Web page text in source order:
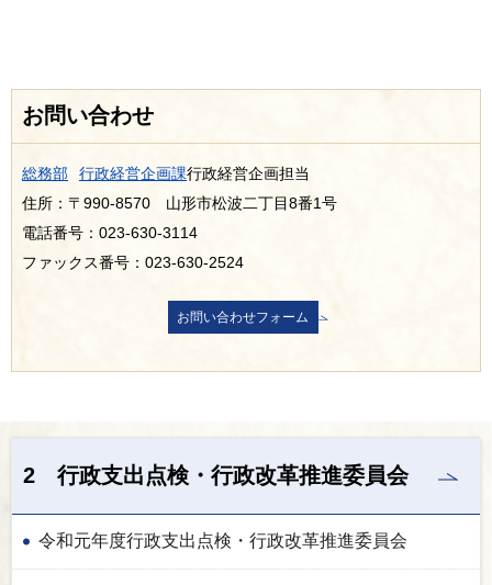
お問い合わせ
総務部 行政経営企画課行政経営企画担当
住所：〒990-8570 山形市松波二丁目8番1号
電話番号：023-630-3114
ファックス番号：023-630-2524
2 行政支出点検・行政改革推進委員会
令和元年度行政支出点検・行政改革推進委員会